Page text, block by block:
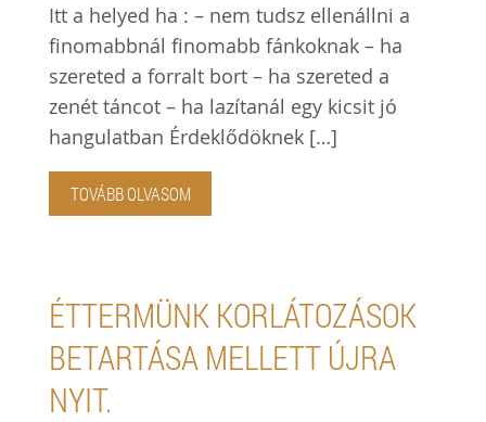
Itt a helyed ha : – nem tudsz ellenállni a
finomabbnál finomabb fánkoknak – ha
szereted a forralt bort – ha szereted a
zenét táncot – ha lazítanál egy kicsit jó
hangulatban Érdeklődöknek […]
TOVÁBB OLVASOM
ÉTTERMÜNK KORLÁTOZÁSOK
BETARTÁSA MELLETT ÚJRA
NYIT.